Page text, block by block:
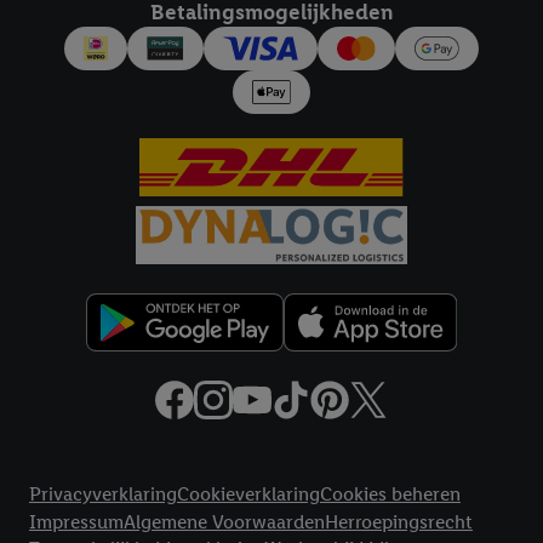
Betalingsmogelijkheden
PrivacyverklaringCookieverklaringCookies beheren
ImpressumAlgemene VoorwaardenHerroepingsrecht
worden gebruikt.
Door op "Akkoord" te klikken, stem je in met alle verwerkingen
voor alle bovengenoemde doeleinden. Meer informatie,
inclusief over de opslagperiode van de gegevens en je recht om
privacyverklaring. Je vindt de impressum voor de Lidl
Klikhiervoor meer informatie over de cookies die